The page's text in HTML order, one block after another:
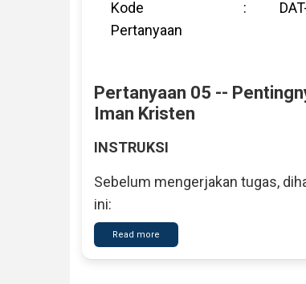
Kode
Pertanyaan
:
Pertanyaan 05 --
Iman Kristen
INSTRUKSI
Sebelum mengerjakan tugas,
ini:
Read more
DAT
-